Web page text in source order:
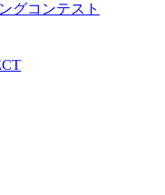
グコンテスト